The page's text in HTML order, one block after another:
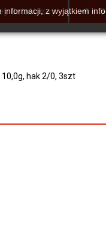
detaliczny
10,0g, hak 2/0, 3szt
z wyjątkiem